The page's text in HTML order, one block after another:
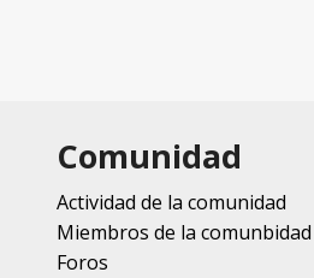
Comunidad
Actividad de la comunidad
Miembros de la comunbidad
Foros